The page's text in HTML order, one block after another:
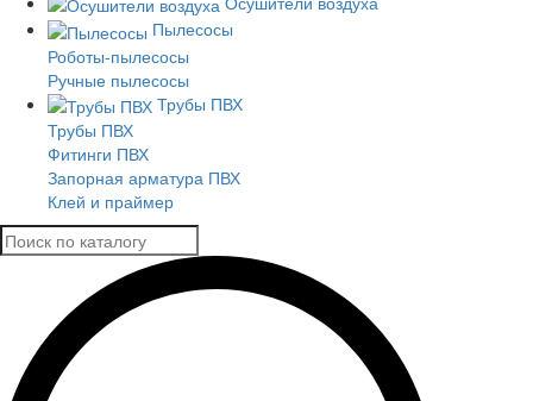
Пылесосы
Роботы-пылесосы
Ручные пылесосы
Трубы ПВХ
Трубы ПВХ
Фитинги ПВХ
Запорная арматура ПВХ
Клей и праймер